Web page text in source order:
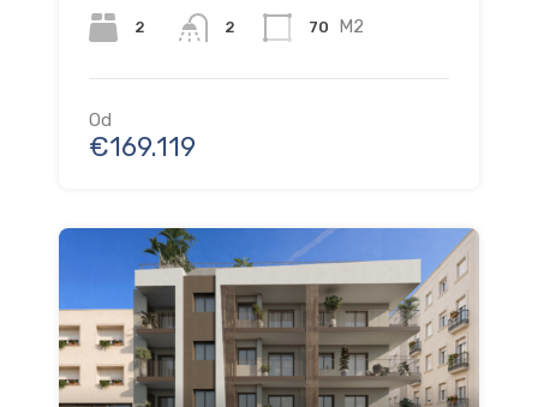
2 2 70 M2
Od
€169.119